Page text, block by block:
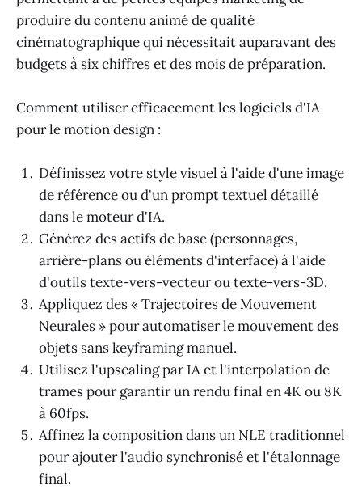
produire du contenu animé de qualité
cinématographique qui nécessitait auparavant des
budgets à six chiffres et des mois de préparation.
Comment utiliser efficacement les logiciels d'IA
pour le motion design :
Définissez votre style visuel à l'aide d'une image
de référence ou d'un prompt textuel détaillé
dans le moteur d'IA.
Générez des actifs de base (personnages,
arrière-plans ou éléments d'interface) à l'aide
d'outils texte-vers-vecteur ou texte-vers-3D.
Appliquez des « Trajectoires de Mouvement
Neurales » pour automatiser le mouvement des
objets sans keyframing manuel.
Utilisez l'upscaling par IA et l'interpolation de
trames pour garantir un rendu final en 4K ou 8K
à 60fps.
Affinez la composition dans un NLE traditionnel
pour ajouter l'audio synchronisé et l'étalonnage
final.